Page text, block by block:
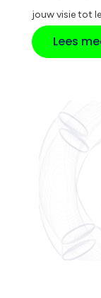
jouw visie tot
Lees